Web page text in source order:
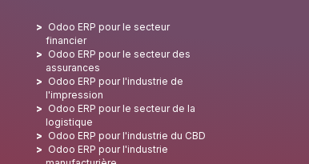
Odoo ERP pour le secteur
financier
Odoo ERP pour le secteur des
assurances
Odoo ERP pour l'industrie de
l'impression
Odoo ERP pour le secteur de la
logistique
Odoo ERP pour l'industrie du CBD
Odoo ERP pour l'industrie